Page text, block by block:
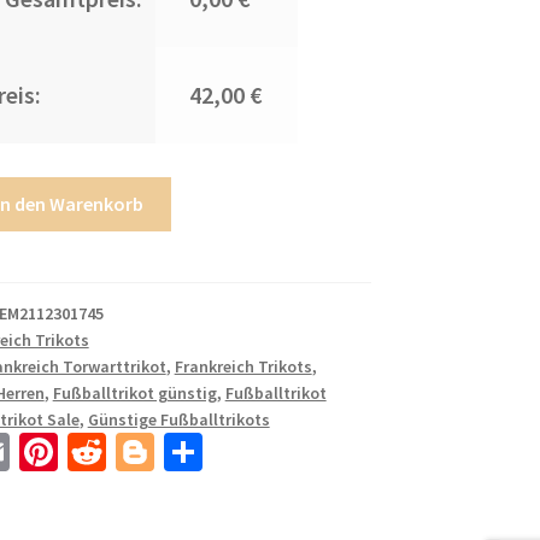
42,00 €
den Warenkorb
Trikots
Torwarttrikot, Frankreich Trikots,
, Fußballtrikot günstig, Fußballtrikot
Sale, Günstige Fußballtrikots
E Pi R Bl T